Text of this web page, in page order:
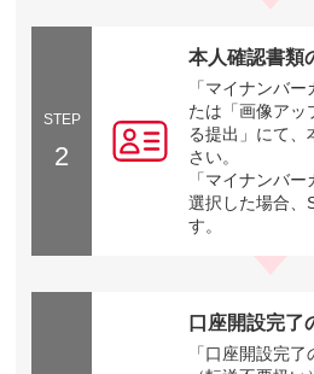
STEP
2
本人確認書類
「マイナンバ
たは「画像アッ
る提出」にて、
さい。
「マイナンバ
選択した場合
す。
口座開設完了
「口座開設完